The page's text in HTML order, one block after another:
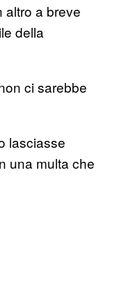
altro a breve
della
ci sarebbe
lasciasse
una multa che